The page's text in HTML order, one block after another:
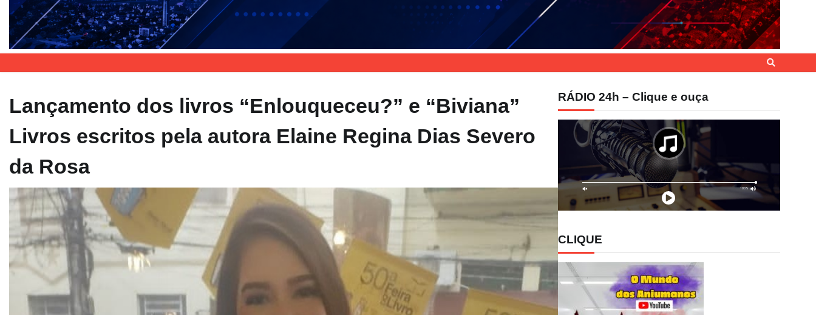
Lançamento dos livros “Enlouqueceu?” e “Biviana”
Livros escritos pela autora Elaine Regina Dias Severo
da Rosa
RÁDIO 24h – Clique e ouça
CLIQUE